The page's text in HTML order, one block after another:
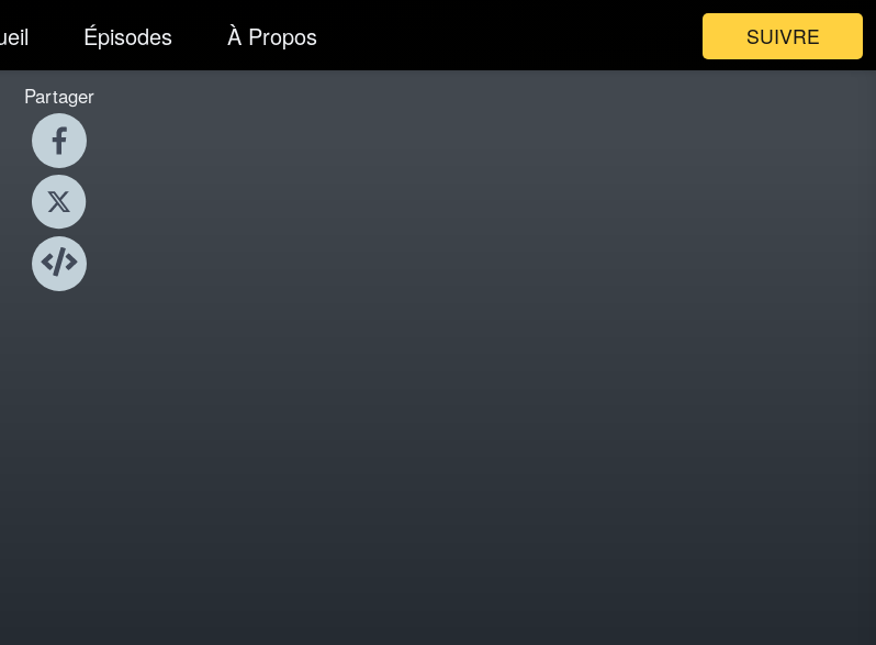
Épisodes À Propos SUIVRE
Partager